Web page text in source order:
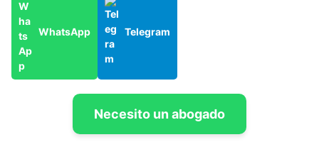
WhatsApp Telegram
Necesito un abogado